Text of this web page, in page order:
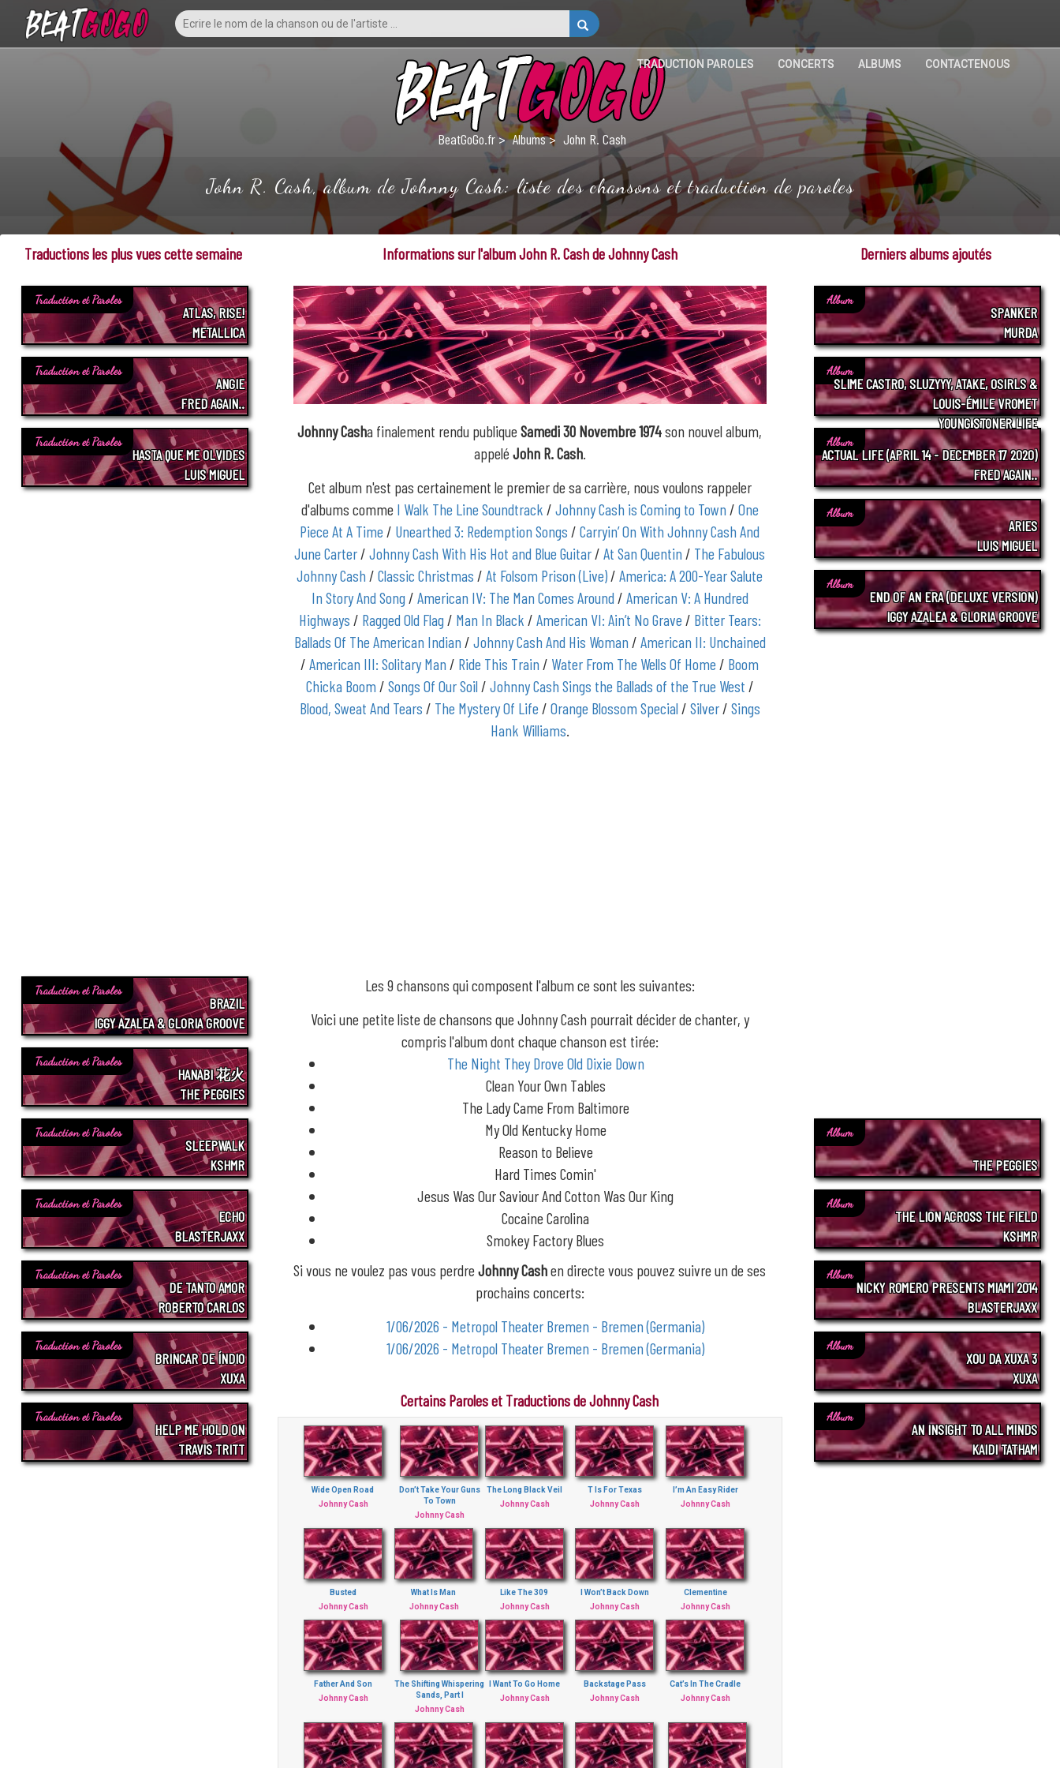
TRADUCTION PAROLES CONCERTS ALBUMS CONTACTENOUS
BeatGoGo.fr Albums John R. Cash
John R. Cash, album de Johnny Cash: liste des chansons et traduction de paroles
Informations sur l'album John R. Cash de Johnny Cash
Johnny Casha finalement rendu publiqueSamedi 30 Novembre 1974son nouvel album,
appelé John R. Cash.
Cet album n'est pas certainement le premier de sa carrière, nous voulons rappeler
d'albums comme I Walk The Line Soundtrack / Johnny Cash is Coming to Town / One
Piece At A Time / Unearthed 3: Redemption Songs /Carryin’ On With Johnny Cash And
June Carter/Johnny Cash With His Hot and Blue Guitar/At San Quentin / The Fabulous
Johnny Cash /Classic Christmas /At Folsom Prison (Live)/America: A 200-Year Salute
In Story And Song / American IV: The Man Comes Around / American V: A Hundred
Highways / Ragged Old Flag / Man In Black / American VI: Ain’t No Grave / Bitter Tears:
Ballads Of The American Indian / Johnny Cash And His Woman / American II: Unchained
/American III: Solitary Man / Ride This Train / Water From The Wells Of Home / Boom
Chicka Boom / Songs Of Our Soil/ Johnny Cash Sings the Ballads of the True West /
Blood, Sweat And Tears / The Mystery Of Life / Orange Blossom Special/ Silver/ Sings
Hank Williams.
Les 9 chansons qui composent l'album ce sont les suivantes:
Voici une petite liste de chansons que Johnny Cash pourrait décider de chanter, y
compris l'album dont chaque chanson est tirée:
The Night They Drove Old Dixie Down
Clean Your Own Tables
The Lady Came From Baltimore
My Old Kentucky Home
Reason to Believe
Hard Times Comin'
Jesus Was Our Saviour And Cotton Was Our King
Cocaine Carolina
Smokey Factory Blues
Si vous ne voulez pas vous perdreJohnny Cashen directe vous pouvez suivre un de ses
prochains concerts:
1/06/2026 - Metropol Theater Bremen - Bremen (Germania)
1/06/2026 - Metropol Theater Bremen - Bremen (Germania)
Certains Paroles et Traductions de Johnny Cash
Wide Open Road
Johnny Cash
Don’t Take Your Guns
To Town
Johnny Cash
The Long Black Veil
Johnny Cash
T Is For Texas
Johnny Cash
I’m An Easy Rider
Johnny Cash
Busted
Johnny Cash
What Is Man
Johnny Cash
Like The 309
Johnny Cash
I Won’t Back Down
Johnny Cash
Clementine
Johnny Cash
Father And Son
Johnny Cash
The Shifting Whispering
Sands, Part I
Johnny Cash
I Want To Go Home
Johnny Cash
Backstage Pass
Johnny Cash
Cat’s In The Cradle
Johnny Cash
Traductions les plus vues cette semaine
Traduction et Paroles
ATLAS, RISE!
METALLICA
Traduction et Paroles
ANGIE
FRED AGAIN..
Traduction et Paroles
HASTA QUE ME OLVIDES
LUIS MIGUEL
Traduction et Paroles
BRAZIL
IGGY AZALEA & GLORIA GROOVE
Traduction et Paroles
HANABI 花火
THE PEGGIES
Traduction et Paroles
SLEEPWALK
KSHMR
Traduction et Paroles
ECHO
BLASTERJAXX
Traduction et Paroles
DE TANTO AMOR
ROBERTO CARLOS
Traduction et Paroles
BRINCAR DE ÍNDIO
XUXA
Traduction et Paroles
HELP ME HOLD ON
TRAVIS TRITT
Derniers albums ajoutés
Album
SPANKER
MURDA
Album
SLIME CASTRO, SLUZYYY, ATAKE, OSIRLS &
LOUIS-ÉMILE VROMET
YOUNG STONER LIFE
Album
ACTUAL LIFE (APRIL 14 - DECEMBER 17 2020)
FRED AGAIN..
Album
ARIES
LUIS MIGUEL
Album
END OF AN ERA (DELUXE VERSION)
IGGY AZALEA & GLORIA GROOVE
Album
THE PEGGIES
Album
THE LION ACROSS THE FIELD
KSHMR
Album
NICKY ROMERO PRESENTS MIAMI 2014
BLASTERJAXX
Album
XOU DA XUXA 3
XUXA
Album
AN INSIGHT TO ALL MINDS
KAIDI TATHAM